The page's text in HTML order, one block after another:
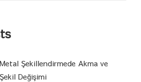
Metal Şekillendirmede Akma ve
Şekil Değişimi